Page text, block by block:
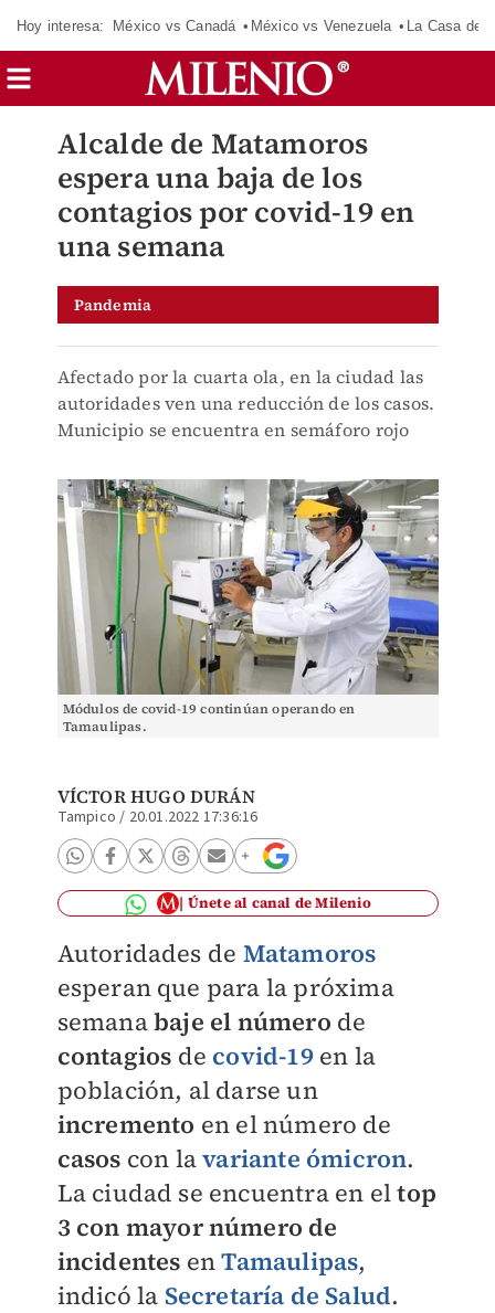
Hoy interesa: México vs Canadá México vs Venezuela La Casa de
Alcalde de Matamoros
espera una baja de los
contagios por covid-19 en
una semana
Pandemia
Afectado por la cuarta ola, en la ciudad las
autoridades ven una reducción de los casos.
Municipio se encuentra en semáforo rojo
Módulos de covid-19 continúan operando en
Tamaulipas.
VÍCTOR HUGO DURÁN
Tampico / 20.01.2022 17:36:16
Únete al canal de Milenio
Autoridades de Matamoros
esperan que para la próxima
semanabaje el número de
contagios de covid-19en la
población, al darse un
incremento en el número de
casos con lavariante ómicron.
La ciudad se encuentra en eltop
3 con mayor número de
incidentes enTamaulipas,
indicó la Secretaría de Salud.